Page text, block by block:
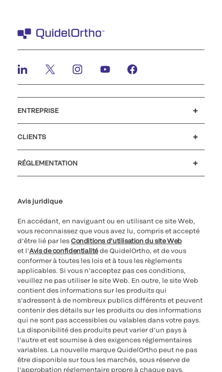
ENTREPRISE
CLIENTS
RÉGLEMENTATION
Avis juridique
En accédant, en naviguant ou en utilisant ce site Web,
vous reconnaissez que vous avez lu, compris et accepté
d’être lié par lesConditions d’utilisation du site Web
et l’Avis de confidentialitéde QuidelOrtho, et de vous
conformer à toutes les lois et à tous les règlements
applicables. Si vous n’acceptez pas ces conditions,
veuillez ne pas utiliser le site Web. En outre, le site Web
contient des informations sur les produits qui
s’adressent à de nombreux publics différents et peuvent
contenir des détails sur les produits ou des informations
qui ne sont pas accessibles ou valables dans votre pays.
La disponibilité des produits peut varier d’un pays à
l’autre et est soumise à des exigences réglementaires
variables. La nouvelle marque QuidelOrtho peut ne pas
être disponible sur tous les marchés, sous réserve de
l’approbation réglementaire propre à chaque pays.